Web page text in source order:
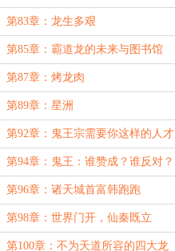
第83章：龙生多艰
第85章：霸道龙的未来与图书馆
第87章：烤龙肉
第89章：星洲
第92章：鬼王宗需要你这样的人才
（二）
第94章：鬼王：谁赞成？谁反对？
第96章：诸天城首富韩跑跑
第98章：世界门开，仙秦既立
第100章：不为天道所容的四大龙